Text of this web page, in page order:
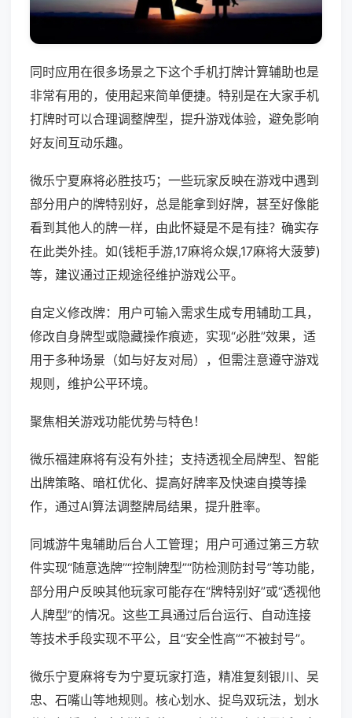
同时应用在很多场景之下这个手机打牌计算辅助也是
非常有用的，使用起来简单便捷。特别是在大家手机
打牌时可以合理调整牌型，提升游戏体验，避免影响
好友间互动乐趣。
微乐宁夏麻将必胜技巧；一些玩家反映在游戏中遇到
部分用户的牌特别好，总是能拿到好牌，甚至好像能
看到其他人的牌一样，由此怀疑是不是有挂？确实存
在此类外挂。如(钱柜手游,17麻将众娱,17麻将大菠萝)
等，建议通过正规途径维护游戏公平。
自定义修改牌：用户可输入需求生成专用辅助工具，
修改自身牌型或隐藏操作痕迹，实现“必胜”效果，适
用于多种场景（如与好友对局），但需注意遵守游戏
规则，维护公平环境。
聚焦相关游戏功能优势与特色！
微乐福建麻将有没有外挂；支持透视全局牌型、智能
出牌策略、暗杠优化、提高好牌率及快速自摸等操
作，通过AI算法调整牌局结果，提升胜率。
同城游牛鬼辅助后台人工管理；用户可通过第三方软
件实现“随意选牌”“控制牌型”“防检测防封号”等功能，
部分用户反映其他玩家可能存在“牌特别好”或“透视他
人牌型”的情况。这些工具通过后台运行、自动连接
等技术手段实现不平公，且“安全性高”“不被封号”。
微乐宁夏麻将专为宁夏玩家打造，精准复刻银川、吴
忠、石嘴山等地规则。核心划水、捉鸟双玩法，划水